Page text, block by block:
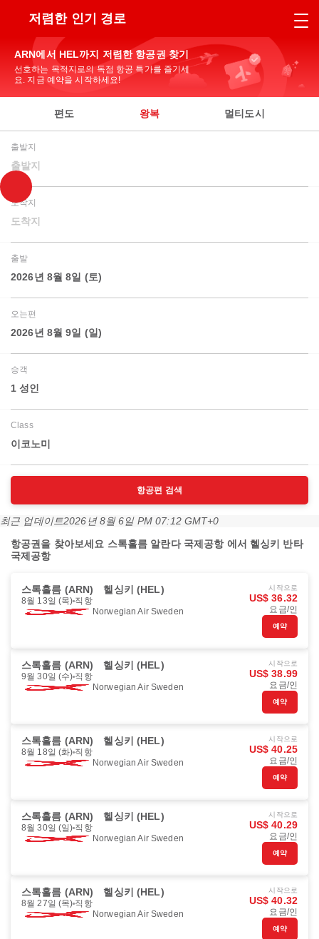
저렴한 인기 경로
ARN에서 HEL까지 저렴한 항공권 찾기
선호하는 목적지로의 독점 항공 특가를 즐기세
요. 지금 예약을 시작하세요!
편도 왕복 멀티도시
출발지
출발지
도착지
도착지
출발
2026년 8월 8일 (토)
오는편
2026년 8월 9일 (일)
승객
1 성인
Class
이코노미
항공편 검색
최근 업데이트2026년 8월 6일 PM 07:12 GMT+0
항공권을 찾아보세요 스톡홀름 알란다 국제공항 에서 헬싱키 반타
국제공항
스톡홀름 (ARN) 헬싱키 (HEL)
8월 13일 (목) 직항
Norwegian Air Sweden
시작으로
US$ 36.32
요금/인
예약
스톡홀름 (ARN) 헬싱키 (HEL)
9월 30일 (수) 직항
Norwegian Air Sweden
시작으로
US$ 38.99
요금/인
예약
스톡홀름 (ARN) 헬싱키 (HEL)
8월 18일 (화) 직항
Norwegian Air Sweden
시작으로
US$ 40.25
요금/인
예약
스톡홀름 (ARN) 헬싱키 (HEL)
8월 30일 (일) 직항
Norwegian Air Sweden
시작으로
US$ 40.29
요금/인
예약
스톡홀름 (ARN) 헬싱키 (HEL)
8월 27일 (목) 직항
Norwegian Air Sweden
시작으로
US$ 40.32
요금/인
예약